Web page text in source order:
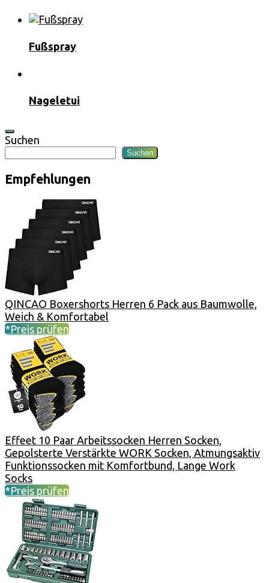
Fußspray
Nageletui
Suchen
Suchen
Empfehlungen
QINCAO Boxershorts Herren 6 Pack aus Baumwolle,
Weich & Komfortabel
*Preis prüfen
Effeet 10 Paar Arbeitssocken Herren Socken,
Gepolsterte Verstärkte WORK Socken, Atmungsaktiv
Funktionssocken mit Komfortbund, Lange Work
Socks
*Preis prüfen